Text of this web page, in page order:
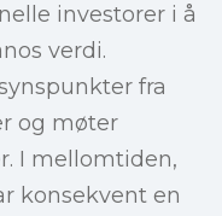
investorer i å
verdi.
fra
og møter
I mellomtiden,
konsekvent en